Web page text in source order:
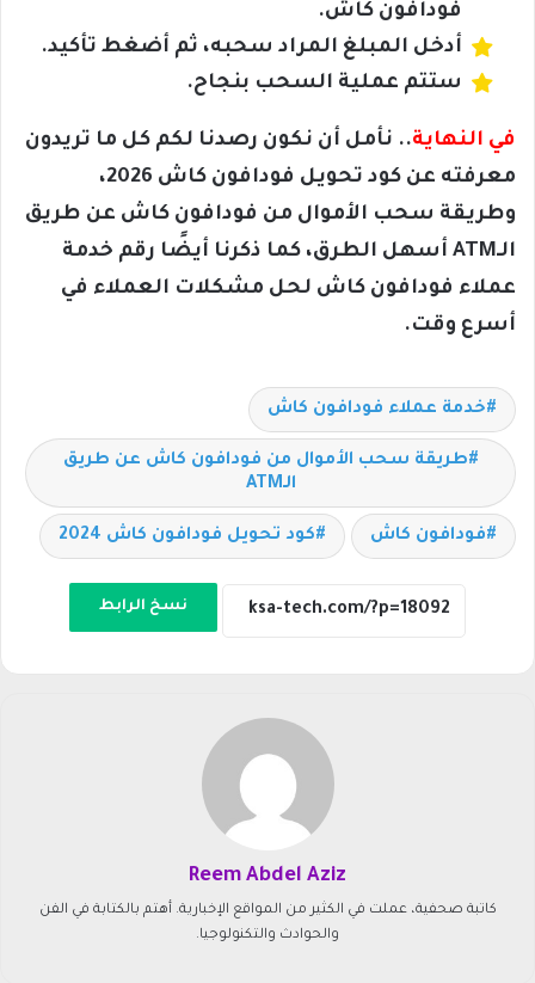
فودافون كاش.
أدخل المبلغ المراد سحبه، ثم أضغط تأكيد.
ستتم عملية السحب بنجاح.
في النهاية.. نأمل أن نكون رصدنا لكم كل ما تريدون
معرفته عن كود تحويل فودافون كاش 2026،
وطريقة سحب الأموال من فودافون كاش عن طريق
الـATM أسهل الطرق، كما ذكرنا أيضًا رقم خدمة
عملاء فودافون كاش لحل مشكلات العملاء في
أسرع وقت.
خدمة عملاء فودافون كاش
طريقة سحب الأموال من فودافون كاش عن طريق
الـATM
فودافون كاش كود تحويل فودافون كاش 2024
نسخ الرابط
Reem Abdel Aziz
كاتبة صحفية، عملت في الكثير من المواقع الإخبارية. أهتم بالكتابة في الفن
والحوادث والتكنولوجيا.